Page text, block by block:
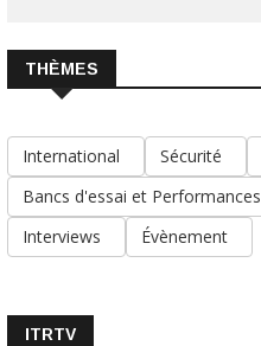
THÈMES
International Sécurité
Bancs d'essai et Performances
Interviews
Évènement
ITRTV